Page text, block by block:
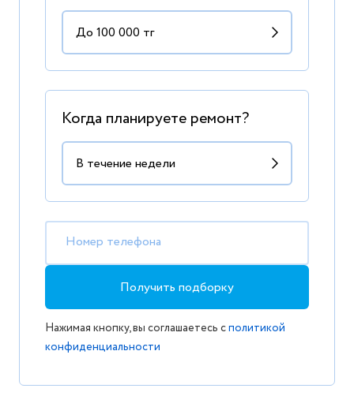
Когда планируете ремонт?
Номер телефона
Получить подборку
Нажимая кнопку, вы соглашаетесь сполитикой
конфиденциальности